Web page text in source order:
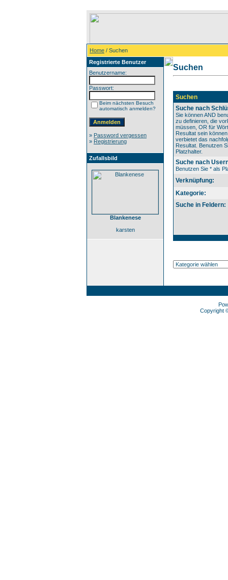
Home / Suchen
Registrierte Benutzer
Benutzername:
Passwort:
Beim nächsten Besuch
automatisch anmelden?
» Password vergessen
» Registrierung
Zufallsbild
Blankenese
karsten
Suchen
Suchen
Suche nach
Sie können AND
zu definieren, die
müssen, OR für
Resultat sein
verbietet das
Resultat. Benutzen
Platzhalter.
Suche nach
Benutzen Sie * als
Verknüpfung:
Kategorie:
Suche in Feldern:
Copyright